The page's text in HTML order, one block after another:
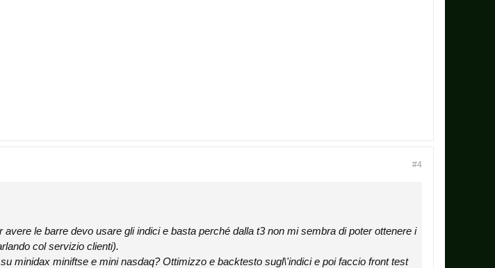
#4
le barre devo usare gli indici e basta perché dalla t3 non mi sembra di poter ottenere i
col servizio clienti).
minidax miniftse e mini nasdaq? Ottimizzo e backtesto sugl\'indici e poi faccio front test